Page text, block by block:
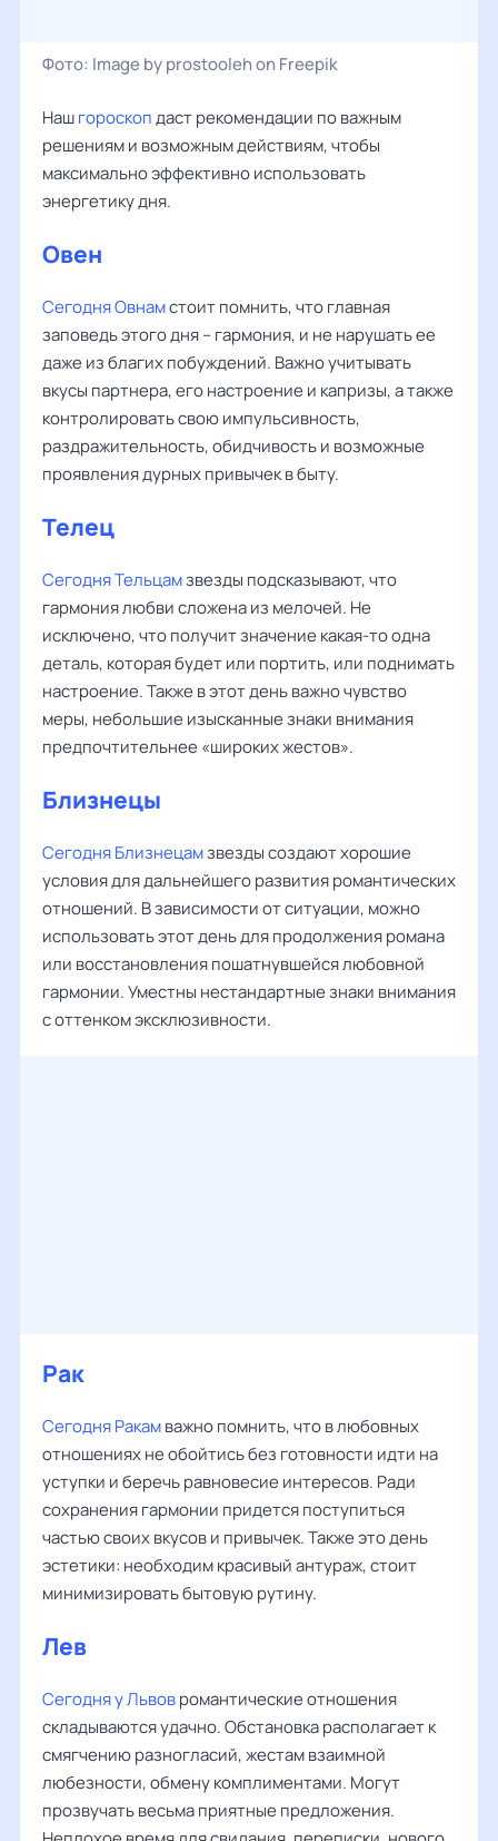
Фото: Image by prostooleh on Freepik
Нашгороскопдаст рекомендации по важным
решениям и возможным действиям, чтобы
максимально эффективно использовать
энергетику дня.
Овен
Сегодня Овнамстоит помнить, что главная
заповедь этого дня – гармония, и не нарушать ее
даже из благих побуждений. Важно учитывать
вкусы партнера, его настроение и капризы, а также
контролировать свою импульсивность,
раздражительность, обидчивость и возможные
проявления дурных привычек в быту.
Телец
Сегодня Тельцамзвезды подсказывают, что
гармония любви сложена из мелочей. Не
исключено, что получит значение какая-то одна
деталь, которая будет или портить, или поднимать
настроение. Также в этот день важно чувство
меры, небольшие изысканные знаки внимания
предпочтительнее «широких жестов».
Близнецы
Сегодня Близнецамзвезды создают хорошие
условия для дальнейшего развития романтических
отношений. В зависимости от ситуации, можно
использовать этот день для продолжения романа
или восстановления пошатнувшейся любовной
гармонии. Уместны нестандартные знаки внимания
с оттенком эксклюзивности.
Рак
Сегодня Ракамважно помнить, что в любовных
отношениях не обойтись без готовности идти на
уступки и беречь равновесие интересов. Ради
сохранения гармонии придется поступиться
частью своих вкусов и привычек. Также это день
эстетики: необходим красивый антураж, стоит
минимизировать бытовую рутину.
Лев
Сегодня у Львовромантические отношения
складываются удачно. Обстановка располагает к
смягчению разногласий, жестам взаимной
любезности, обмену комплиментами. Могут
прозвучать весьма приятные предложения.